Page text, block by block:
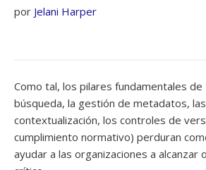
por Jelani Harper
Como tal, los pilares fundamentales de
búsqueda, la gestión de metadatos,
contextualización, los controles de
cumplimiento normativo) perduran
ayudar a las organizaciones a alcanzar